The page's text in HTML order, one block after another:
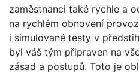
zaměstnanci také rychle a
na rychlém obnovení
i simulované testy v
byl váš tým připraven na
zásad a postupů. Toto je